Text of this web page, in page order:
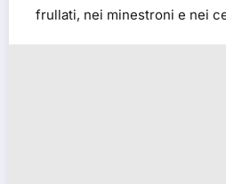
frullati, nei minestroni e nei